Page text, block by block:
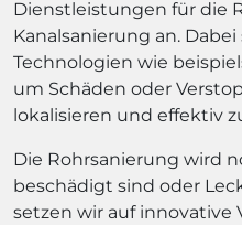
Dienstleistungen für die
Kanalsanierung an.
Technologien wie
um Schäden oder
lokalisieren und effektiv
Die Rohrsanierung wird
beschädigt sind oder
setzen wir auf innovative